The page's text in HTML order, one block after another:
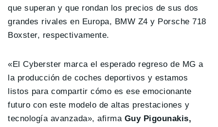
que superan y que rondan los precios de sus dos
grandes rivales en Europa, BMW Z4 y Porsche 718
Boxster, respectivamente.
«El Cyberster marca el esperado regreso de MG a
la producción de coches deportivos y estamos
listos para compartir cómo es ese emocionante
futuro con este modelo de altas prestaciones y
tecnología avanzada», afirma Guy Pigounakis,